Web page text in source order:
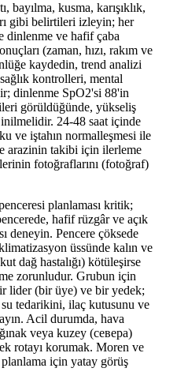
bayılma, kusma, karışıklık,
gibi belirtileri izleyin; her
dinlenme ve hafif çaba
(zaman, hızı, rakım ve
kaydedin, trend analizi
kontrolleri, mental
dinlenme SpO2'si 88'in
görüldüğünde, yükseliş
24-48 saat içinde
ve iştahın normalleşmesi ile
arazinin takibi için ilerleme
fotoğraflarını (fotoğraf)
planlaması kritik;
hafif rüzgâr ve açık
deneyin. Pencere çöksede
üssünde kalın ve
dağ hastalığı) kötüleşirse
zorunludur. Grubun için
lider (bir üye) ve bir yedek;
tedarikini, ilaç kutusunu ve
Acil durumda, hava
veya kuzey (севера)
rotayı korumak. Moren ve
için yatay görüş